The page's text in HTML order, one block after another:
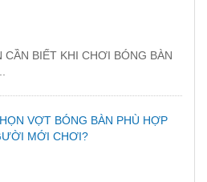
CẦN BIẾT KHI CHƠI BÓNG BÀN
VỢT BÓNG BÀN PHÙ HỢP
MỚI CHƠI?